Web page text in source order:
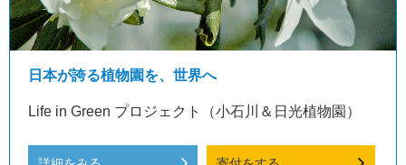
日本が誇る植物園を、世界へ
Life in Green プロジェクト（小石川＆日光植物園）